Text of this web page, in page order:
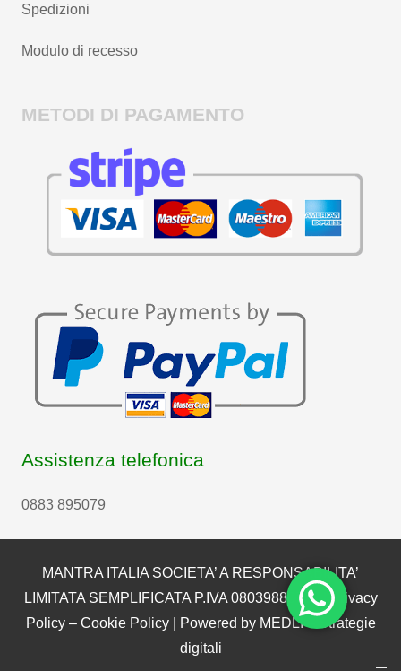
Spedizioni
Modulo di recesso
METODI DI PAGAMENTO
Assistenza telefonica
0883 895079
MANTRA ITALIA SOCIETA’ A RESPONSABILITA’
LIMITATA SEMPLIFICATA P.IVA 08039880722 | Privacy
Policy– Cookie Policy| Powered by MEDLI – Strategie
digitali